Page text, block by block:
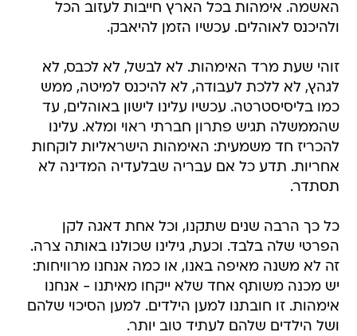
האשמה. אימהות בכל הארץ חייבות לעזוב הכל
ולהיכנס לאוהלים. עכשיו הזמן להיאבק.
זוהי שעת מרד האימהות. לא לבשל, לא לכבס, לא
לגהץ, לא ללכת לעבודה, לא להיכנס למיטה, ממש
כמו בליסיסטרטה. עכשיו עלינו לישון באוהלים, עד
שהממשלה תגיש פתרון חברתי ראוי ומלא. עלינו
להכריז חד משמעית: האימהות הישראליות לוקחות
אחריות. תדע כל אם עבריה שבלעדיה המדינה לא
תסתדר.
כל כך הרבה שנים שתקנו, וכל אחת דאגה לקן
הפרטי שלה בלבד. וכעת, גילינו שכולנו באותה צרה.
זה לא משנה מאיפה באנו, או כמה אנחנו מרוויחות:
יש מכנה משותף אחד שלא ייקחו מאיתנו - אנחנו
אימהות. זו חובתנו למען הילדים. למען הסיכוי שלהם
ושל הילדים שלהם לעתיד טוב יותר.